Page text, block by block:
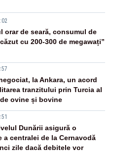
orar de seară, consumul de
cu 200-300 de megawați”
la Ankara, un acord
tranzitului prin Turcia al
ovine și bovine
Dunării asigură o
a centralei de la Cernavodă
zile dacă debitele vor